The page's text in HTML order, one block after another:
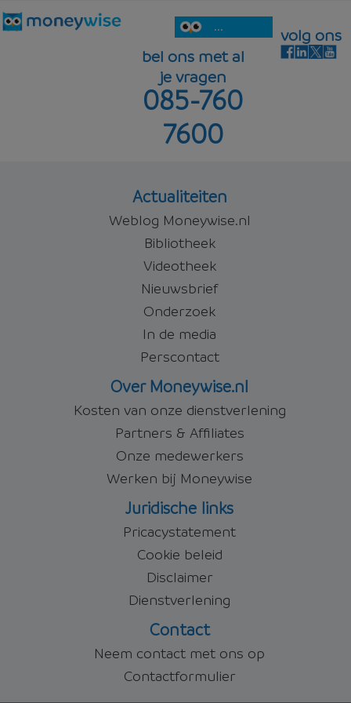
...
bel ons met al
je vragen
085-760
7600
volg ons
Actualiteiten
Weblog Moneywise.nl
Bibliotheek
Videotheek
Nieuwsbrief
Onderzoek
In de media
Perscontact
Over Moneywise.nl
Kosten van onze dienstverlening
Partners & Affiliates
Onze medewerkers
Werken bij Moneywise
Juridische links
Pricacystatement
Cookie beleid
Disclaimer
Dienstverlening
Contact
Neem contact met ons op
Contactformulier